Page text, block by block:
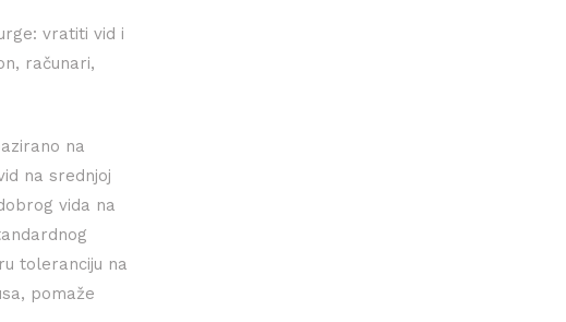
vratiti vid i
računari,
na
na srednjoj
vida na
toleranciju na
pomaže